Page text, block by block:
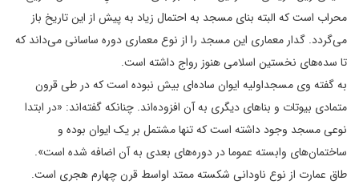
محراب است که البته بناى مسجد به احتمال زیاد به پیش از این تاریخ باز
مى‌‌‌‌گردد. گدار معمارى این مسجد را از نوع معمارى دوره ساسانى مى‌‌‌‌داند که
تا سده‌‌‌‌هاى نخستین اسلامى هنوز رواج داشته است.
به گفته وى مسجداولیه ایوان ساده‌‌‌‌اى بیش نبوده است که در طى قرون
متمادى بیوتات و بناهاى دیگرى به آن افزوده‌‌‌‌اند. چنانکه گفته‌‌‌‌اند: «در ابتدا
نوعى مسجد وجود داشته است که تنها مشتمل بر یک ایوان بوده و
ساختمان‌‌‌‌هاى وابسته عموما در دوره‌‌‌‌هاى بعدى به آن اضافه شده است».
طاق عمارت از نوع ناودانى شکسته ممتد اواسط قرن چهارم هجرى است.